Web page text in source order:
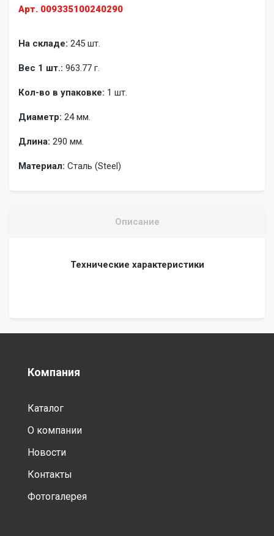
Арт. 009335100240290
На складе: 245 шт.
Вес 1 шт.: 963.77 г.
Кол-во в упаковке: 1 шт.
Диаметр: 24 мм.
Длина: 290 мм.
Материал: Сталь (Steel)
Описание
Технические характеристики
Компания
Каталог
О компании
Новости
Контакты
Фотогалерея